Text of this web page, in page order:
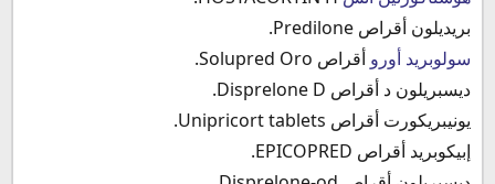
بريديلون أقراص Predilone.
سولوبريد أورو أقراص Solupred Oro.
ديسبريلون د أقراص Disprelone D.
يونيبريكورت أقراص Unipricort tablets.
إبيكوبريد أقراص EPICOPRED.